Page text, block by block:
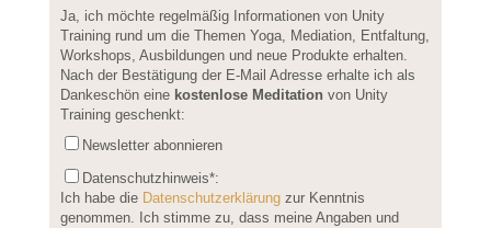
Please leave this field empty.
Ja, ich möchte regelmäßig Informationen von Unity
Training rund um die Themen Yoga, Mediation, Entfaltung,
Workshops, Ausbildungen und neue Produkte erhalten.
Nach der Bestätigung der E-Mail Adresse erhalte ich als
Dankeschön eine kostenlose Meditation von Unity
Training geschenkt:
Newsletter abonnieren
Datenschutzhinweis*:
Ich habe die Datenschutzerklärungzur Kenntnis
genommen. Ich stimme zu, dass meine Angaben und